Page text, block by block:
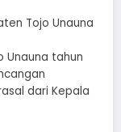
Tojo Unauna
Unauna tahun
dari Kepala